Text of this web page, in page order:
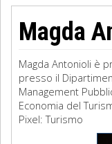
Magda
Magda Antonioli è
presso il
Management
Economia del
Pixel: Turismo